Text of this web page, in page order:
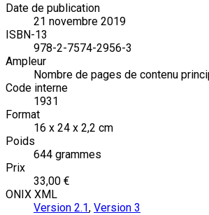
Date de publication
21 novembre 2019
ISBN-13
978-2-7574-2956-3
Ampleur
Nombre de pages de contenu
Code interne
1931
Format
16 x 24 x 2,2 cm
Poids
644 grammes
Prix
33,00 €
ONIX XML
Version 2.1, Version 3